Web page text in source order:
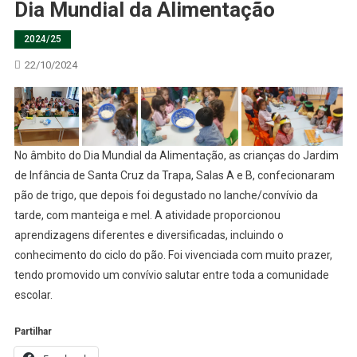
Dia Mundial da Alimentação
2024/25
22/10/2024
No âmbito do Dia Mundial da Alimentação, as crianças do Jardim
de Infância de Santa Cruz da Trapa, Salas A e B, confecionaram
pão de trigo, que depois foi degustado no lanche/convívio da
tarde, com manteiga e mel. A atividade proporcionou
aprendizagens diferentes e diversificadas, incluindo o
conhecimento do ciclo do pão. Foi vivenciada com muito prazer,
tendo promovido um convívio salutar entre toda a comunidade
escolar.
Partilhar